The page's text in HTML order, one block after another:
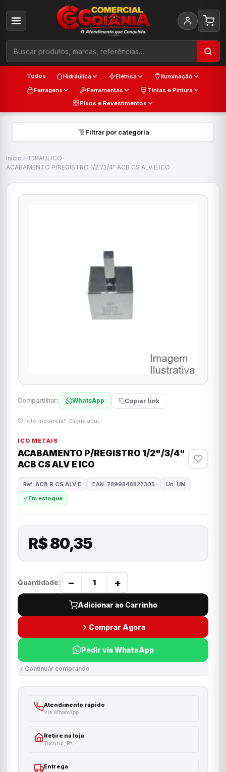
Todos Hidráulica Elétrica
Iluminação
Ferragens
Ferramentas
Tintas e Pintura
Pisos e Revestimentos
Filtrar por categoria
Início›HIDRAULICO›
ACABAMENTO P/REGISTRO 1/2"/3/4" ACB CS ALV E ICO
Compartilhar: WhatsApp Copiar link
Foto incorreta? Clique aqui
ICO METAIS
ACABAMENTO P/REGISTRO 1/2"/3/4"
ACB CS ALV E ICO
Ref: ACB R CS ALV E EAN: 7899848827305 Un: UN
Em estoque
R$ 80,35
Quantidade: − +
Adicionar ao Carrinho
Comprar Agora
Pedir via WhatsApp
Continuar comprando
Atendimento rápido
Via WhatsApp
Retire na loja
Tucuruí, PA
Entrega